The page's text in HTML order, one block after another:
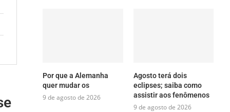
Por que a Alemanha
quer mudar os
9 de agosto de 2026
Agosto terá dois
eclipses; saiba como
assistir aos fenômenos
9 de agosto de 2026